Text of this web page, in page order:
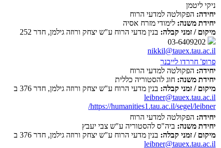
ניקי ליטמן
יחידה: הפקולטה למדעי הרוח
יחידת משנה: לימודי מזרח אסיה
מיקום / זמני קבלה: בנין מדעי הרוח ע"ש יצחק ורוזה גילמן, חדר 252
nikkil@tauex.tau.ac.il
פרופ' חררדו לייבנר
יחידה: הפקולטה למדעי הרוח
יחידת משנה: חוג להסטוריה כללית
מיקום / זמני קבלה: בנין מדעי הרוח ע"ש יצחק ורוזה גילמן, חדר 376 ב
leibner@tauex.tau.ac.il
https://humanities1.tau.ac.il/segel/leibner/
יחידה: הפקולטה למדעי הרוח
יחידת משנה: ביה"ס להסטוריה ע"ש צבי יעבץ
מיקום / זמני קבלה: בנין מדעי הרוח ע"ש יצחק ורוזה גילמן, חדר 376 ב
leibner@tauex.tau.ac.il